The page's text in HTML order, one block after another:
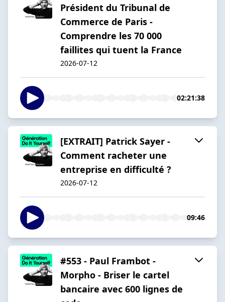
Président du Tribunal de
Commerce de Paris -
Comprendre les 70 000
faillites qui tuent la France
2026-07-12
02:21:38
[EXTRAIT] Patrick Sayer -
Comment racheter une
entreprise en difficulté ?
2026-07-12
09:46
#553 - Paul Frambot -
Morpho - Briser le cartel
bancaire avec 600 lignes de